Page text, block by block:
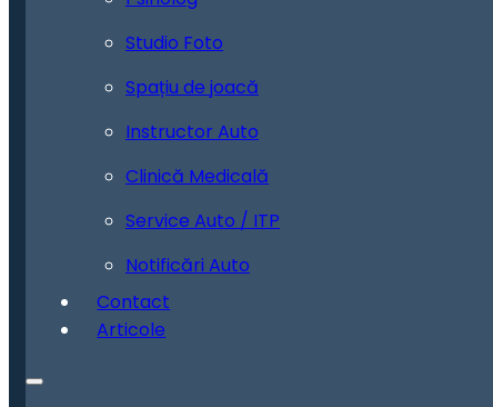
Studio Foto
Spațiu de joacă
Instructor Auto
Clinică Medicală
Service Auto / ITP
Notificări Auto
Contact
Articole